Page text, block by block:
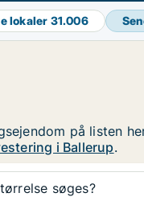
lokaler 31.006
på listen
i Ballerup.
søges?